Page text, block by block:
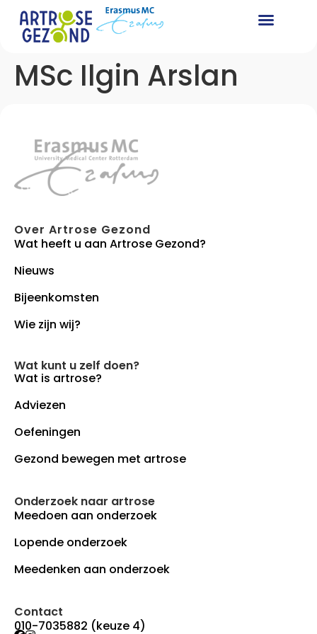
MSc Ilgin Arslan
Over Artrose Gezond
Wat heeft u aan Artrose Gezond?
Nieuws
Bijeenkomsten
Wie zijn wij?
Wat kunt u zelf doen?
Wat is artrose?
Adviezen
Oefeningen
Gezond bewegen met artrose
Onderzoek naar artrose
Meedoen aan onderzoek
Lopende onderzoek
Meedenken aan onderzoek
Contact
010-7035882 (keuze 4)